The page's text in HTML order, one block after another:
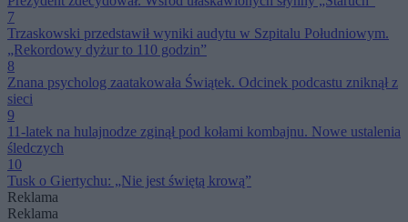
7
Trzaskowski przedstawił wyniki audytu w Szpitalu Południowym.
„Rekordowy dyżur to 110 godzin”
8
Znana psycholog zaatakowała Świątek. Odcinek podcastu zniknął z
sieci
9
11-latek na hulajnodze zginął pod kołami kombajnu. Nowe ustalenia
śledczych
10
Tusk o Giertychu: „Nie jest świętą krową”
Reklama
Reklama